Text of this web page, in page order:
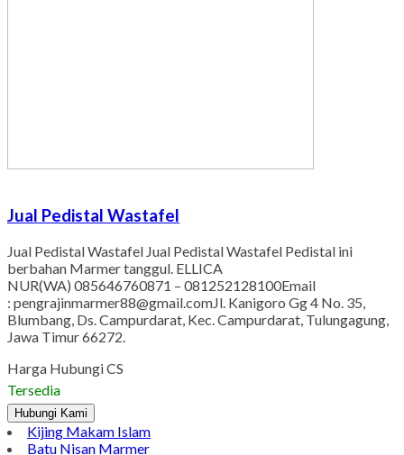
Jual Pedistal Wastafel
Jual Pedistal Wastafel Jual Pedistal Wastafel Pedistal ini
berbahan Marmer tanggul. ELLICA
NUR(WA) 085646760871 – 081252128100Email
: pengrajinmarmer88@gmail.comJl. Kanigoro Gg 4 No. 35,
Blumbang, Ds. Campurdarat, Kec. Campurdarat, Tulungagung,
Jawa Timur 66272.
Harga Hubungi CS
Tersedia
Hubungi Kami
Kijing Makam Islam
Batu Nisan Marmer